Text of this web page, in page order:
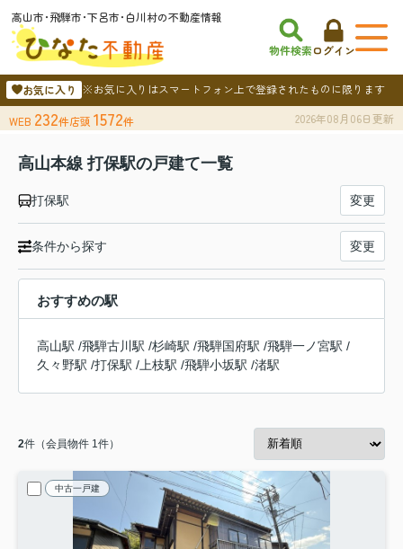
高山市･飛騨市･下呂市･白川村の不動産情報
物件検索ログイン
お気に入り ※お気に入りはスマートフォン上で登録されたものに限ります
WEB 232件店頭 1572件 2026年08月06日更新
高山本線 打保駅の戸建て一覧
打保駅 変更
条件から探す 変更
おすすめの駅
高山駅 /飛騨古川駅 /杉崎駅 /飛騨国府駅 /飛騨一ノ宮駅 /
久々野駅 /打保駅 /上枝駅 /飛騨小坂駅 /渚駅
2件（会員物件 1件）
中古一戸建